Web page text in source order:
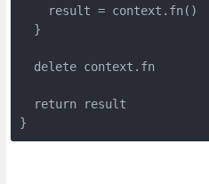
    result = context.fn()
  }
  delete context.fn
  return result